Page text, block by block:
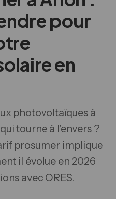
pour
en
photovoltaïques à
tourne à l'envers ?
prosumer implique
il évolue en 2026
avec ORES.